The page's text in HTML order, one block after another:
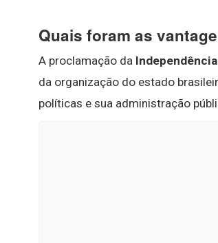
Quais foram as
A proclamação da Independência
da organização do estado
políticas e sua administração